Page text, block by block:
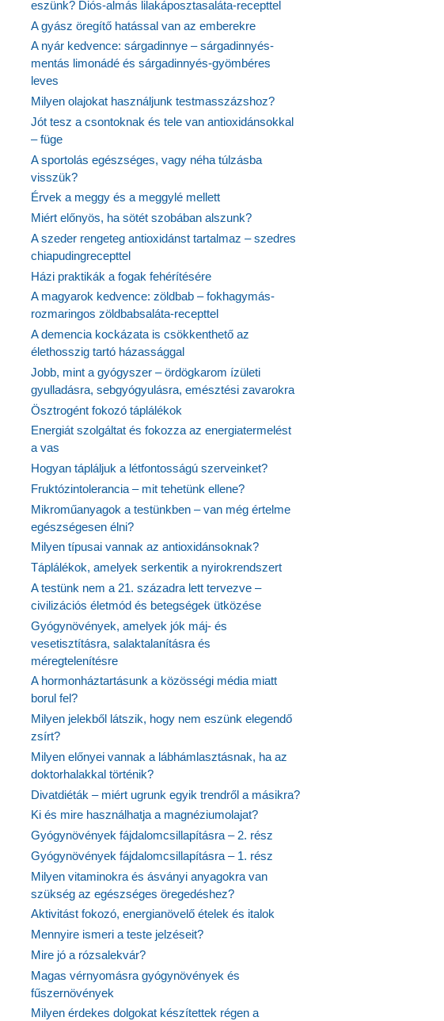
eszünk? Diós-almás lilakáposztasaláta-recepttel
A gyász öregítő hatással van az emberekre
A nyár kedvence: sárgadinnye – sárgadinnyés-
mentás limonádé és sárgadinnyés-gyömbéres
leves
Milyen olajokat használjunk testmasszázshoz?
Jót tesz a csontoknak és tele van antioxidánsokkal
– füge
A sportolás egészséges, vagy néha túlzásba
visszük?
Érvek a meggy és a meggylé mellett
Miért előnyös, ha sötét szobában alszunk?
A szeder rengeteg antioxidánst tartalmaz – szedres
chiapudingrecepttel
Házi praktikák a fogak fehérítésére
A magyarok kedvence: zöldbab – fokhagymás-
rozmaringos zöldbabsaláta-recepttel
A demencia kockázata is csökkenthető az
élethosszig tartó házassággal
Jobb, mint a gyógyszer – ördögkarom ízületi
gyulladásra, sebgyógyulásra, emésztési zavarokra
Ösztrogént fokozó táplálékok
Energiát szolgáltat és fokozza az energiatermelést
a vas
Hogyan tápláljuk a létfontosságú szerveinket?
Fruktózintolerancia – mit tehetünk ellene?
Mikroműanyagok a testünkben – van még értelme
egészségesen élni?
Milyen típusai vannak az antioxidánsoknak?
Táplálékok, amelyek serkentik a nyirokrendszert
A testünk nem a 21. századra lett tervezve –
civilizációs életmód és betegségek ütközése
Gyógynövények, amelyek jók máj- és
vesetisztításra, salaktalanításra és
méregtelenítésre
A hormonháztartásunk a közösségi média miatt
borul fel?
Milyen jelekből látszik, hogy nem eszünk elegendő
zsírt?
Milyen előnyei vannak a lábhámlasztásnak, ha az
doktorhalakkal történik?
Divatdiéták – miért ugrunk egyik trendről a másikra?
Ki és mire használhatja a magnéziumolajat?
Gyógynövények fájdalomcsillapításra – 2. rész
Gyógynövények fájdalomcsillapításra – 1. rész
Milyen vitaminokra és ásványi anyagokra van
szükség az egészséges öregedéshez?
Aktivitást fokozó, energianövelő ételek és italok
Mennyire ismeri a teste jelzéseit?
Mire jó a rózsalekvár?
Magas vérnyomásra gyógynövények és
fűszernövények
Milyen érdekes dolgokat készítettek régen a